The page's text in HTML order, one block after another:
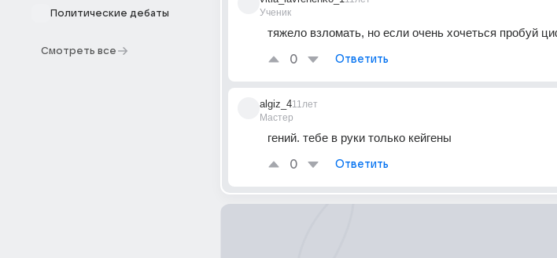
Политические дебаты
Смотреть все
Ученик
тяжело взломать, но если очень хочеться пробуй
0 Ответить
algiz_4
Мастер
11лет
гений. тебе в руки только кейгены
0 Ответить